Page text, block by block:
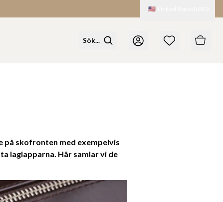
🇺🇸
på skofronten med exempelvis
laglapparna. Här samlar vi de